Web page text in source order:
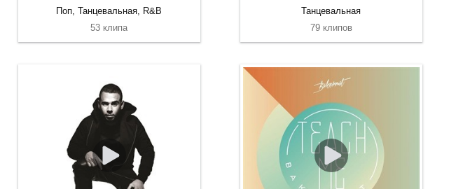
Поп, Танцевальная, R&B
53 клипа
Танцевальная
79 клипов